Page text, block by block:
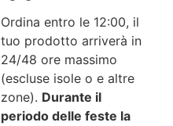
Ordina entro le 12:00, il
tuo prodotto arriverà in
24/48 ore massimo
(escluse isole o e altre
zone). Durante il
periodo delle feste la